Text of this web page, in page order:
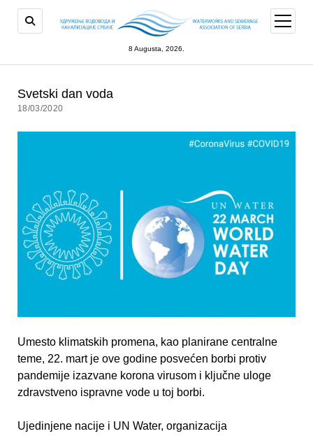
8 Augusta, 2026.
open
menu
Svetski dan voda
18/03/2020
Umesto klimatskih promena, kao planirane centralne
teme, 22. mart je ove godine posvećen borbi protiv
pandemije izazvane korona virusom i klјučne uloge
zdravstveno ispravne vode u toj borbi.
Ujedinjene nacije i UN Water, organizacija